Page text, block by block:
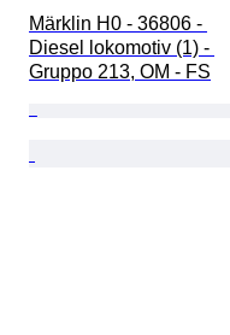
Märklin H0 - 36806 -
Diesel lokomotiv (1) -
Gruppo 213, OM - FS